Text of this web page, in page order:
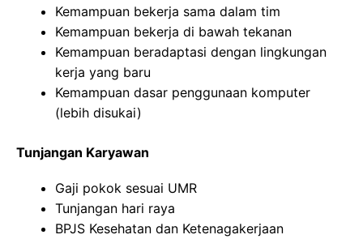
Kemampuan bekerja sama dalam tim
Kemampuan bekerja di bawah tekanan
Kemampuan beradaptasi dengan lingkungan
kerja yang baru
Kemampuan dasar penggunaan komputer
(lebih disukai)
Tunjangan Karyawan
Gaji pokok sesuai UMR
Tunjangan hari raya
BPJS Kesehatan dan Ketenagakerjaan